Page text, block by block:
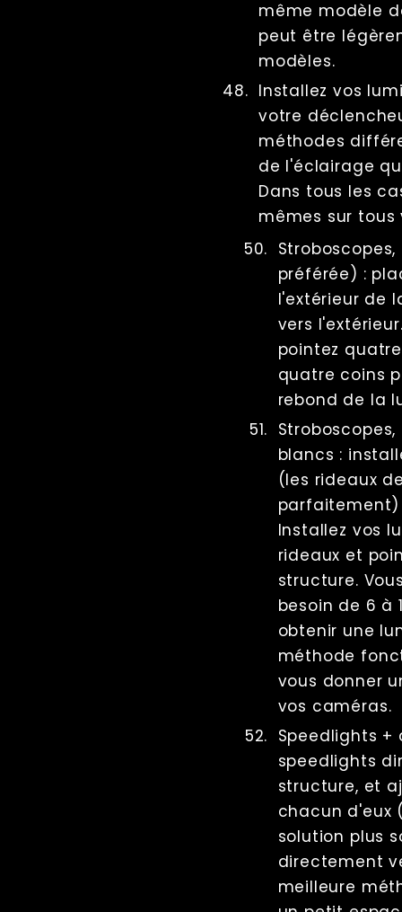
même modèle
peut être
modèles.
Installez vos
votre
méthodes
de l'éclairage
Dans tous les
mêmes sur tous
préférée) :
l'extérieur de
vers
pointez
quatre coins
rebond de la
blancs :
(les rideaux
parfaitement)
Installez vos
rideaux et
structure.
besoin de 6 à
obtenir une
méthode
vous donner
vos caméras.
Speedlights +
speedlights
structure, et
chacun d'eux
solution plus
directement
meilleure